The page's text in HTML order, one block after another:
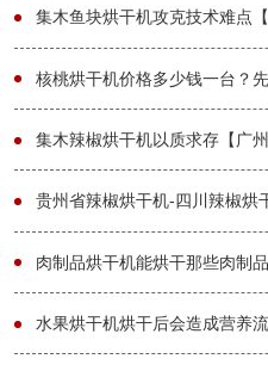
集木鱼块烘干机攻克技术难点【
核桃烘干机价格多少钱一台？
长什么样子吧-[集木烘干]
集木辣椒烘干机以质求存【广州
贵州省辣椒烘干机-四川辣椒烘
烘干]
肉制品烘干机能烘干那些肉制品
水果烘干机烘干后会造成营养